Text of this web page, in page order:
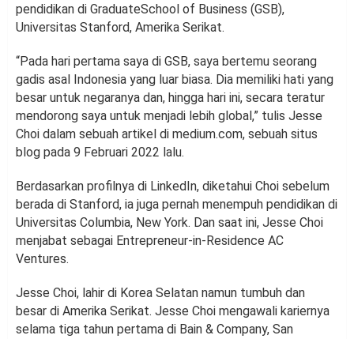
pendidikan di GraduateSchool of Business (GSB),
Universitas Stanford, Amerika Serikat.
“Pada hari pertama saya di GSB, saya bertemu seorang
gadis asal Indonesia yang luar biasa. Dia memiliki hati yang
besar untuk negaranya dan, hingga hari ini, secara teratur
mendorong saya untuk menjadi lebih global,” tulis Jesse
Choi dalam sebuah artikel di medium.com, sebuah situs
blog pada 9 Februari 2022 lalu.
Berdasarkan profilnya di LinkedIn, diketahui Choi sebelum
berada di Stanford, ia juga pernah menempuh pendidikan di
Universitas Columbia, New York. Dan saat ini, Jesse Choi
menjabat sebagai Entrepreneur-in-Residence AC
Ventures.
Jesse Choi, lahir di Korea Selatan namun tumbuh dan
besar di Amerika Serikat. Jesse Choi mengawali kariernya
selama tiga tahun pertama di Bain & Company, San